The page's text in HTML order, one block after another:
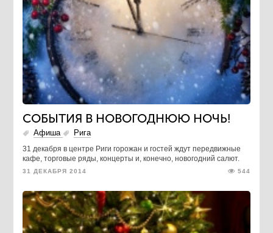
СОБЫТИЯ В НОВОГОДНЮЮ НОЧЬ!
Афиша Рига
31 декабря в центре Риги горожан и гостей ждут передвижные
кафе, торговые ряды, концерты и, конечно, новогодний салют.
31 ДЕКАБРЯ 2014 544